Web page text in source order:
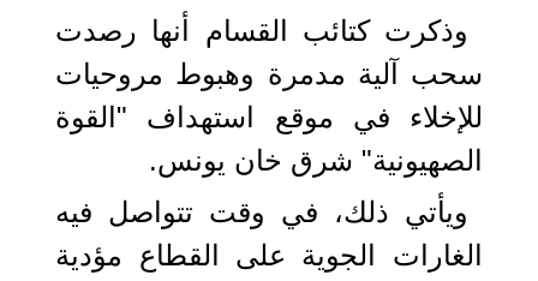
وذكرت كتائب القسام أنها رصدت
سحب آلية مدمرة وهبوط مروحيات
للإخلاء في موقع استهداف "القوة
الصهيونية" شرق خان يونس.
ويأتي ذلك، في وقت تتواصل فيه
الغارات الجوية على القطاع مؤدية